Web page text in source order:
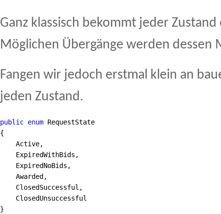
Ganz klassisch bekommt jeder Zustand
Möglichen Übergänge werden dessen
Fangen wir jedoch erstmal klein an
jeden Zustand.
public enum RequestState
{
    Active,
    ExpiredWithBids,
    ExpiredNoBids,
    Awarded,
    ClosedSuccessful,
    ClosedUnsuccessful
}